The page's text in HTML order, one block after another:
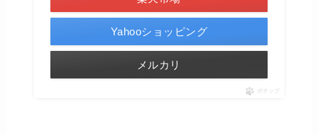
Yahooショッピング
メルカリ
ポチップ